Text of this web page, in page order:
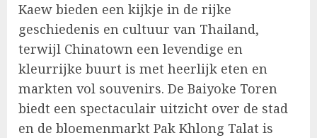
Kaew bieden een kijkje in de rijke
geschiedenis en cultuur van Thailand,
terwijl Chinatown een levendige en
kleurrijke buurt is met heerlijk eten en
markten vol souvenirs. De Baiyoke Toren
biedt een spectaculair uitzicht over de stad
en de bloemenmarkt Pak Khlong Talat is